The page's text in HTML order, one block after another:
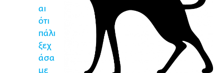
αι
ότι
πάλι
ξεχ
άσα
με